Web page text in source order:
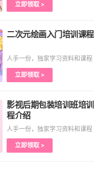
立即领取 >
二次元绘画入门培训课程
人手一份，独家学习资料和课程
立即领取 >
影视后期包装培训班培
程介绍
人手一份，独家学习资料和课程
立即领取 >